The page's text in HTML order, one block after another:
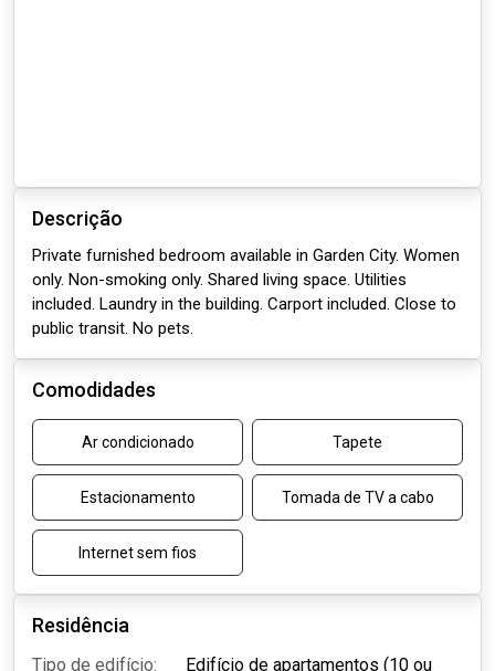
Descrição
Private furnished bedroom available in Garden City. Women
only. Non-smoking only. Shared living space. Utilities
included. Laundry in the building. Carport included. Close to
public transit. No pets.
Comodidades
Ar condicionado Tapete
Estacionamento Tomada de TV a cabo
Internet sem fios
Residência
Tipo de edifício:
Edifício de apartamentos (10 ou